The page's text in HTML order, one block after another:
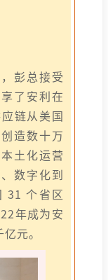
彭总接受
了安利在
链从美国
造数十万
土化运营
数字化到
31 个省区
年成为安
元。